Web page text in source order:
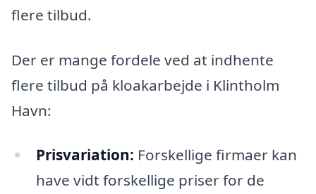
flere tilbud.
Der er mange fordele ved at indhente
flere tilbud på kloakarbejde i Klintholm
Havn:
Prisvariation: Forskellige firmaer kan
have vidt forskellige priser for de